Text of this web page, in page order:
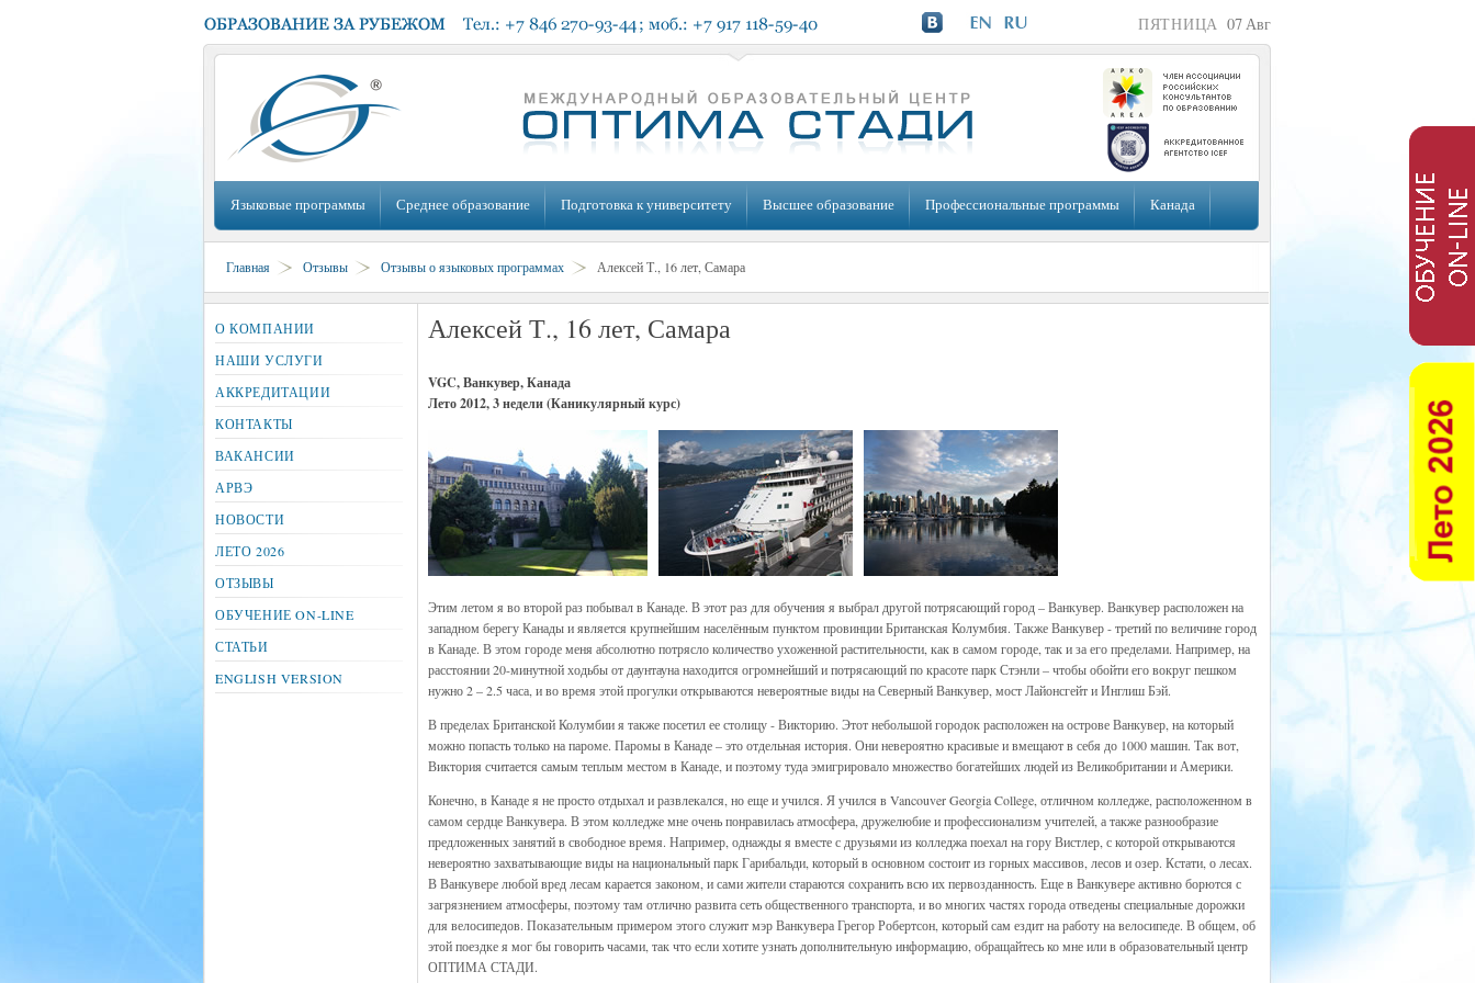
ПЯТНИЦА 07Авг
Языковые программы Среднее образование Подготовка к университету Высшее образование Профессиональные программы Канада
Главная Отзывы Отзывы о языковых программах Алексей Т., 16 лет, Самара
Алексей Т., 16 лет, Самара
VGC, Ванкувер, Канада
Лето 2012, 3 недели (Каникулярный курс)
Этим летом я во второй раз побывал в Канаде. В этот раз для обучения я выбрал другой потрясающий город – Ванкувер. Ванкувер расположен на
западном берегу Канады и является крупнейшим населённым пунктом провинции Британская Колумбия. Также Ванкувер - третий по величине город
в Канаде. В этом городе меня абсолютно потрясло количество ухоженной растительности, как в самом городе, так и за его пределами. Например, на
расстоянии 20-минутной ходьбы от даунтауна находится огромнейший и потрясающий по красоте парк Стэнли – чтобы обойти его вокруг пешком
нужно 2 – 2.5 часа, и во время этой прогулки открываются невероятные виды на Северный Ванкувер, мост Лайонсгейт и Инглиш Бэй.
В пределах Британской Колумбии я также посетил ее столицу - Викторию. Этот небольшой городок расположен на острове Ванкувер, на который
можно попасть только на пароме. Паромы в Канаде – это отдельная история. Они невероятно красивые и вмещают в себя до 1000 машин. Так вот,
Виктория считается самым теплым местом в Канаде, и поэтому туда эмигрировало множество богатейших людей из Великобритании и Америки.
Конечно, в Канаде я не просто отдыхал и развлекался, но еще и учился. Я учился в Vancouver Georgia College, отличном колледже, расположенном в
самом сердце Ванкувера. В этом колледже мне очень понравилась атмосфера, дружелюбие и профессионализм учителей, а также разнообразие
предложенных занятий в свободное время. Например, однажды я вместе с друзьями из колледжа поехал на гору Вистлер, с которой открываются
невероятно захватывающие виды на национальный парк Гарибальди, который в основном состоит из горных массивов, лесов и озер. Кстати, о лесах.
В Ванкувере любой вред лесам карается законом, и сами жители стараются сохранить всю их первозданность. Еще в Ванкувере активно борются с
загрязнением атмосферы, поэтому там отлично развита сеть общественного транспорта, и во многих частях города отведены специальные дорожки
для велосипедов. Показательным примером этого служит мэр Ванкувера Грегор Робертсон, который сам ездит на работу на велосипеде. В общем, об
этой поездке я мог бы говорить часами, так что если хотите узнать дополнительную информацию, обращайтесь ко мне или в образовательный центр
ОПТИМА СТАДИ.
О КОМПАНИИ
НАШИ УСЛУГИ
АККРЕДИТАЦИИ
КОНТАКТЫ
ВАКАНСИИ
АРВЭ
НОВОСТИ
ЛЕТО 2026
ОТЗЫВЫ
ОБУЧЕНИЕ ON-LINE
СТАТЬИ
ENGLISH VERSION